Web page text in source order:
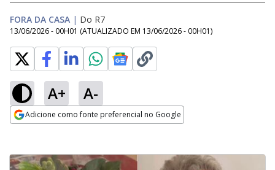
FORA DA CASA | Do R7
13/06/2026 - 00H01 (ATUALIZADO EM 13/06/2026 - 00H01)
A+ A-
Adicione como fonte preferencial no Google